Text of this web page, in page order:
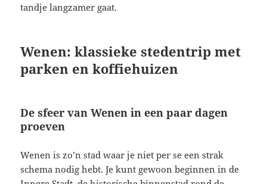
tandje langzamer gaat.
Wenen: klassieke stedentrip met
parken en koffiehuizen
De sfeer van Wenen in een paar dagen
proeven
Wenen is zo’n stad waar je niet per se een strak
schema nodig hebt. Je kunt gewoon beginnen in de